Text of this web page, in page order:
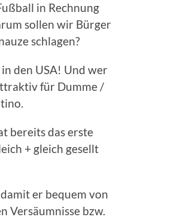
in Rechnung
sollen wir Bürger
schlagen?
den USA! Und wer
für Dumme /
bereits das erste
+ gleich gesellt
er bequem von
Versäumnisse bzw.